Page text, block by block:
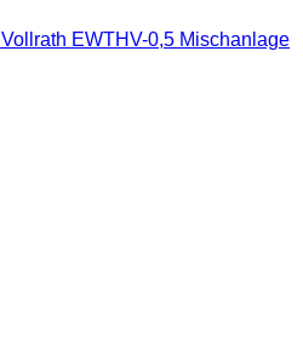
Vollrath EWTHV-0,5 Mischanlage